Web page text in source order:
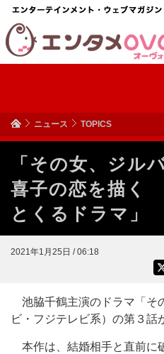
ニュース TOPICS
「その女、ジル
喜子の恋を描く
とくるドラマ」
2021年1月25日 / 06:18
池脇千鶴主演のドラマ「そ
ビ・フジテレビ系）の第３話
本作は、結婚相手と直前に